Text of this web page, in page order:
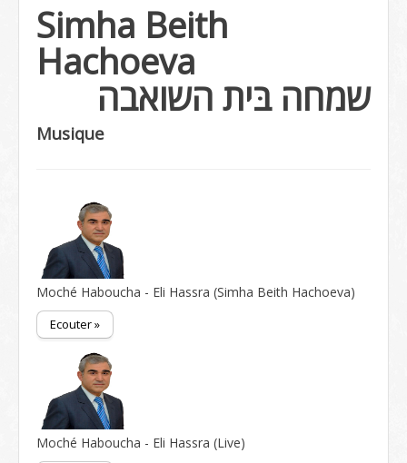
Simha Beith
Hachoeva
שמחה בּית השואבה
Musique
Moché Haboucha - Eli Hassra (Simha Beith Hachoeva)
Ecouter »
Moché Haboucha - Eli Hassra (Live)